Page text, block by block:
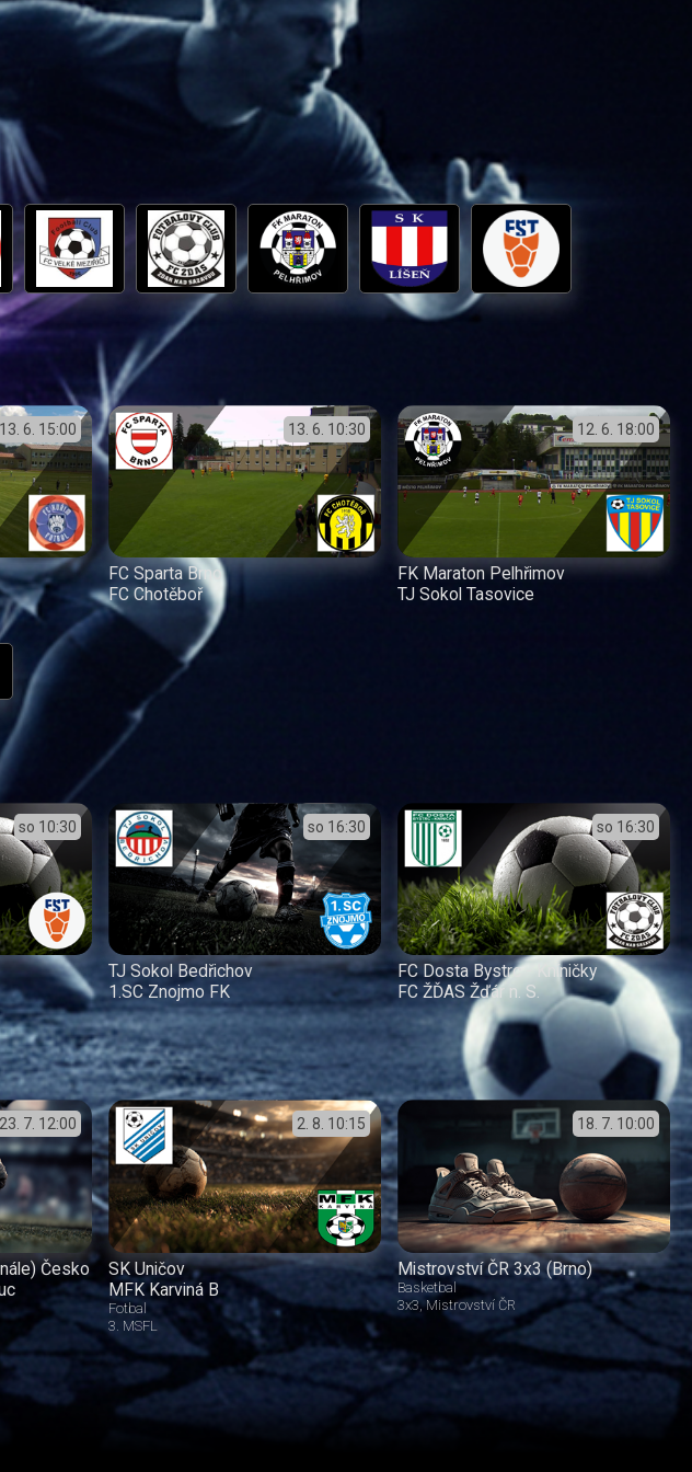
13. 6. 15:00 13. 6. 10:30
FC Sparta Brno
FC Chotěboř
12. 6. 18:00
FK Maraton Pelhřimov
TJ Sokol Tasovice
so 10:30 so 16:30
TJ Sokol Bedřichov
1.SC Znojmo FK
so 16:30
FC Dosta Bystrc - Kníničky
FC ŽĎAS Žďár n. S.
23. 7. 12:00
Česko
2. 8. 10:15
SK Uničov
MFK Karviná B
Fotbal
3. MSFL
18. 7. 10:00
Mistrovství ČR 3x3 (Brno)
Basketbal
3x3 Mistrovství ČR